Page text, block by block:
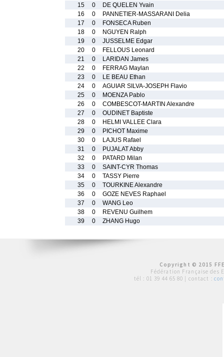
15
0
DE QUELEN Yvain
16
0
PANNETIER-MASSARANI Delia
17
0
FONSECA Ruben
18
0
NGUYEN Ralph
19
0
JUSSELME Edgar
20
0
FELLOUS Leonard
21
0
LARIDAN James
22
0
FERRAG Maylan
23
0
LE BEAU Ethan
24
0
AGUIAR SILVA-JOSEPH Flavio
25
0
MOENZA Pablo
26
0
COMBESCOT-MARTIN Alexandre
27
0
OUDINET Baptiste
28
0
HELMI VALLEE Clara
29
0
PICHOT Maxime
30
0
LAJUS Rafael
31
0
PUJALAT Abby
32
0
PATARD Milan
33
0
SAINT-CYR Thomas
34
0
TASSY Pierre
35
0
TOURKINE Alexandre
36
0
GOZE NEVES Raphael
37
0
WANG Leo
38
0
REVENU Guilhem
39
0 ZHANG Hugo
Copyright © 2015
Fédération Française des
tél : 01 39 44 65 80 | contact :